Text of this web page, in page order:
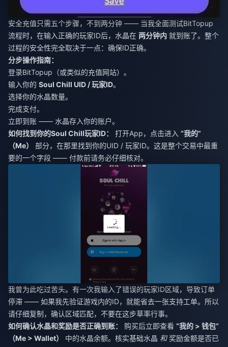
安全充值只需五个步骤，不到两分钟 —— 当我全面测试BitTopup
流程时，在输入正确的玩家ID后，水晶在 两分钟内 就到账了。整个
过程的安全性完全取决于一点：确保ID正确。
分步操作指南：
登录BitTopup（或类似的充值网站）。
输入你的 Soul Chill UID / 玩家ID。
选择你的水晶数量。
完成支付。
立即到账 —— 水晶存入你的账户。
如何找到你的Soul Chill玩家ID：
打开App，点击进入 “我的”
（Me）
部分，在那里找到你的UID / 玩家ID。这是整个交易中最重
要的一个字段 —— 付款前请务必仔细核对。
我曾为此吃过苦头。有一次我输入了错误的玩家ID区域，导致订单
停滞 —— 如果我先验证游戏内的ID，就能省去一张支持工单。所以
请仔细复制，确认区域匹配，不要在这步草率行事。
如何确认水晶和奖励是否正确到账：
购买后立即查看 “我的 > 钱包”
（Me > Wallet）
中的水晶余额。核实基础水晶 和奖励金额是否已